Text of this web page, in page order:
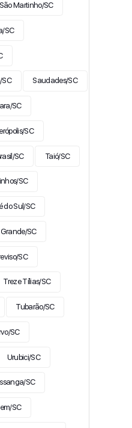
São Martinho/SC
SC
SC Saudades/SC
SC
SC
SC Taió/SC
SC
do Sul/SC
SC
SC
Treze Tílias/SC
Tubarão/SC
SC
Urubici/SC
SC
SC